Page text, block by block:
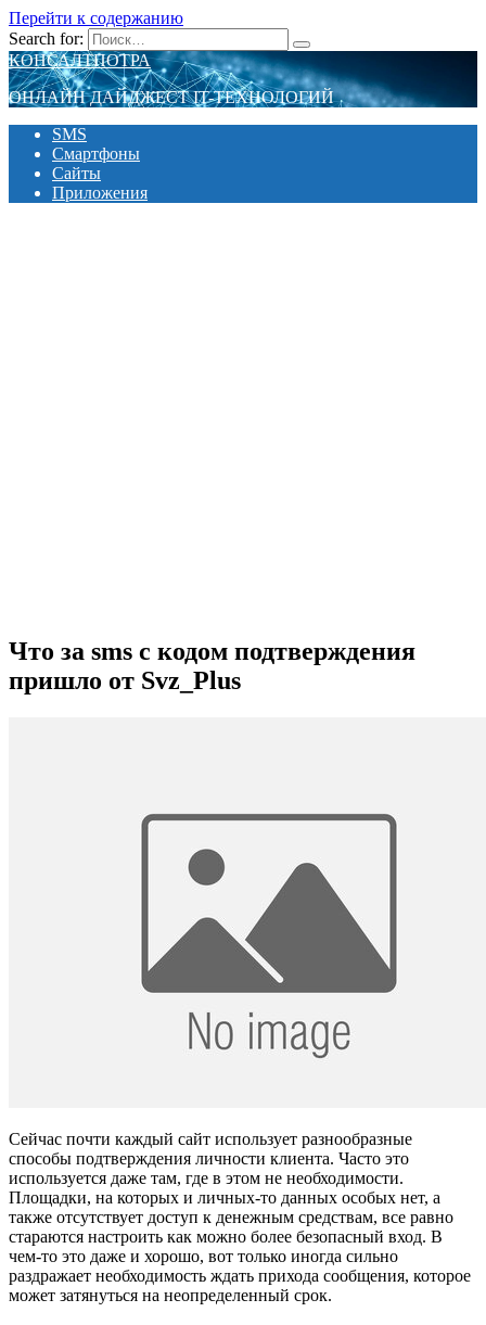
Перейти к содержанию
Search for:
КОНСАЛТПОТРА
ОНЛАЙН ДАЙДЖЕСТ IT-ТЕХНОЛОГИЙ
SMS
Смартфоны
Сайты
Приложения
Что за sms с кодом подтверждения
пришло от Svz_Plus
Сейчас почти каждый сайт использует разнообразные
способы подтверждения личности клиента. Часто это
используется даже там, где в этом не необходимости.
Площадки, на которых и личных-то данных особых нет, а
также отсутствует доступ к денежным средствам, все равно
стараются настроить как можно более безопасный вход. В
чем-то это даже и хорошо, вот только иногда сильно
раздражает необходимость ждать прихода сообщения, которое
может затянуться на неопределенный срок.